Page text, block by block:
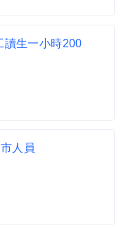
讀生一小時200
人員